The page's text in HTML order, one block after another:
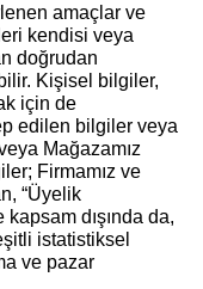
amaçlar ve
kendisi veya
doğrudan
Kişisel bilgiler,
için de
edilen bilgiler veya
Mağazamız
Firmamız ve
“Üyelik
dışında da,
istatistiksel
ve pazar